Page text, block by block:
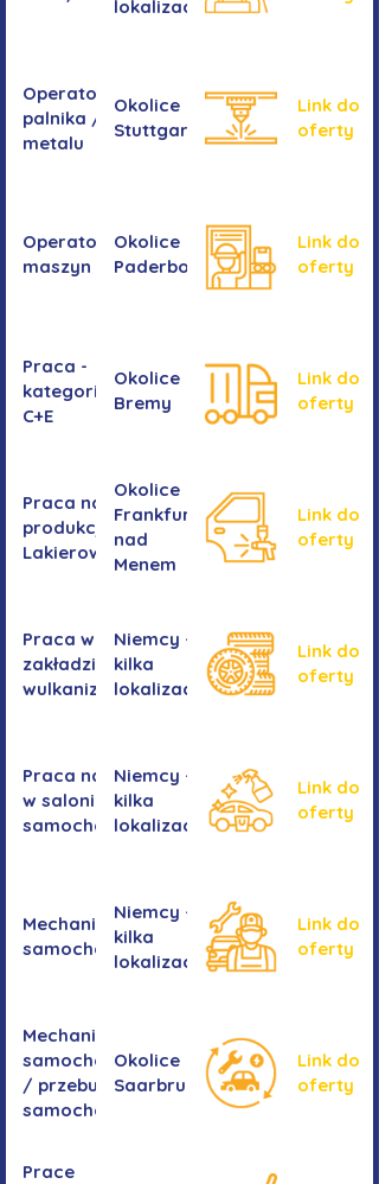
lokalizacji
Operator/operatorka
palnika / Cięcie
metalu
Okolice
Stuttgartu
Link do
oferty
Operator/operatorka
maszyn CNC
Okolice
Paderborn
Link do
oferty
Praca -
kategoria
C+E
Okolice
Bremy
Link do
oferty
Praca na
produkcji -
Lakierowanie
Okolice
Frankfurtu
nad
Menem
Link do
oferty
Praca w
zakładzie
wulkanizacyjnym
Niemcy -
kilka
lokalizacji
Link do
oferty
Praca na myjni
w salonie
samochodowym
Niemcy -
kilka
lokalizacji
Link do
oferty
Mechanika
samochodowa
Niemcy -
kilka
lokalizacji
Link do
oferty
Mechanika
samochodowa
/ przebudowa
samochodów
Okolice
Saarbrucken
Link do
oferty
Prace